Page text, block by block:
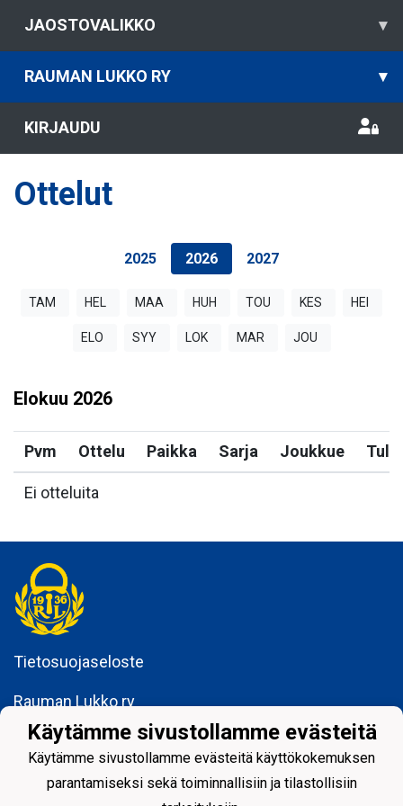
JAOSTOVALIKKO ▾
RAUMAN LUKKO RY ▾
KIRJAUDU
Ottelut
2025 2026 2027
TAM HEL MAA HUH TOU KES HEI
ELO SYY LOK MAR JOU
Elokuu 2026
Pvm Ottelu Paikka Sarja Joukkue
Ei otteluita
Tietosuojaseloste
Rauman Lukko ry
26100 Rauma
Käytämme sivustollamme evästeitä
Käytämme sivustollamme evästeitä käyttökokemuksen
parantamiseksi sekä toiminnallisiin ja tilastollisiin